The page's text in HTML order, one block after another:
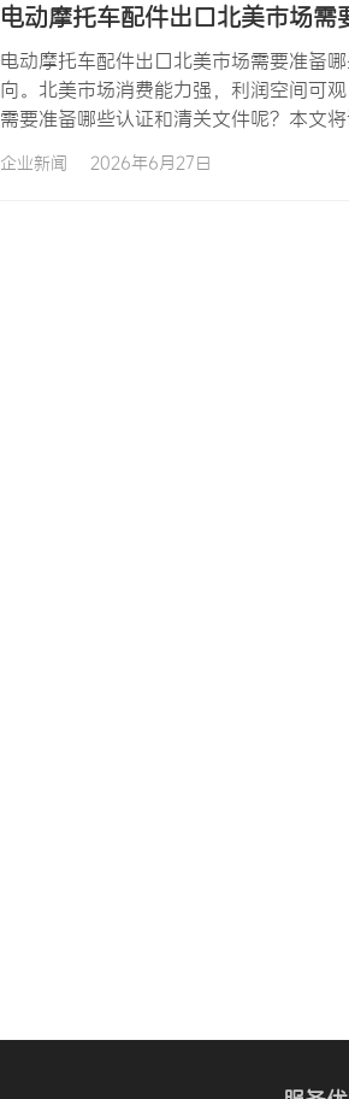
电动摩托车配件出口北美市场需
电动摩托车配件出口北美市场需要准备
向。北美市场消费能力强，利润空间可
需要准备哪些认证和清关文件呢？本文
解北美市场的准入要求。 北美市场主要
企业新闻 2026年6月27日